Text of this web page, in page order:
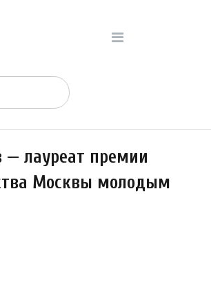
— лауреат премии
Москвы молодым